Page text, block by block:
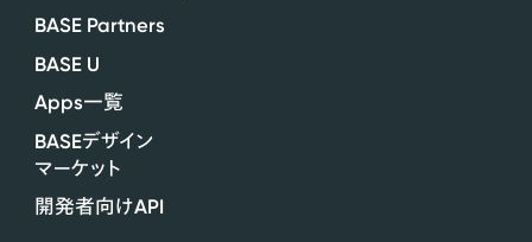
BASE Partners
BASE U
Apps一覧
BASEデザイン
マーケット
開発者向けAPI